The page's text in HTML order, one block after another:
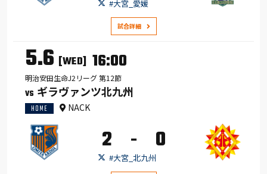
#大宮_愛媛
試合詳細
5.6 [WED] 16:00
明治安田生命J2リーグ 第12節
VS ギラヴァンツ北九州
HOME NACK
2 - 0
#大宮_北九州